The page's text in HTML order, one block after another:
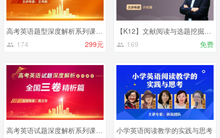
高考英语题型深度解析系列课程——完形填空篇
174
299元
【K12】文献阅读与选题挖掘漫谈
169
免费
高考英语试题深度解析系列课程——全国三卷精析篇 小学英语阅读教学的实践与思考